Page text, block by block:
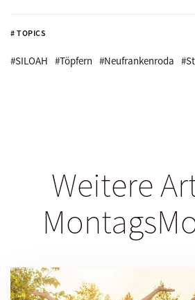
# TOPICS
#SILOAH #Töpfern #Neufrankenroda
Weitere